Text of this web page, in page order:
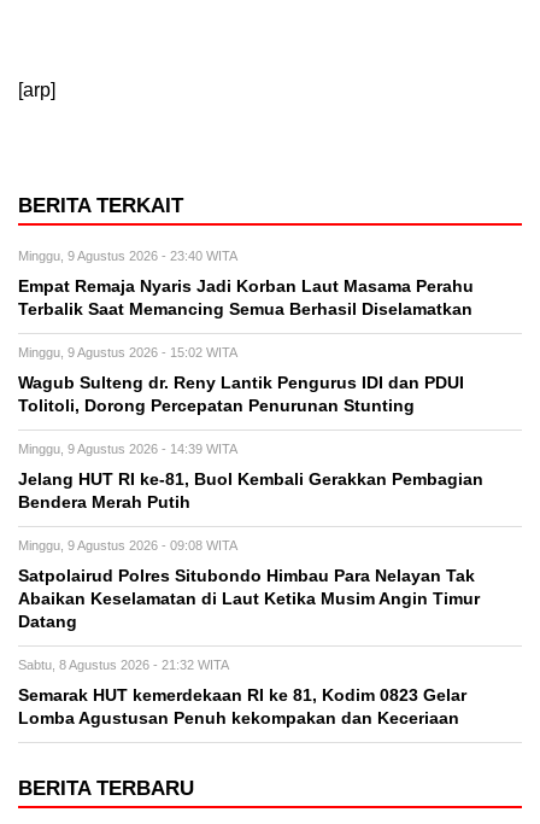
[arp]
BERITA TERKAIT
Minggu, 9 Agustus 2026 - 23:40 WITA
Empat Remaja Nyaris Jadi Korban Laut Masama Perahu
Terbalik Saat Memancing Semua Berhasil Diselamatkan
Minggu, 9 Agustus 2026 - 15:02 WITA
Wagub Sulteng dr. Reny Lantik Pengurus IDI dan PDUI
Tolitoli, Dorong Percepatan Penurunan Stunting
Minggu, 9 Agustus 2026 - 14:39 WITA
Jelang HUT RI ke-81, Buol Kembali Gerakkan Pembagian
Bendera Merah Putih
Minggu, 9 Agustus 2026 - 09:08 WITA
Satpolairud Polres Situbondo Himbau Para Nelayan Tak
Abaikan Keselamatan di Laut Ketika Musim Angin Timur
Datang
Sabtu, 8 Agustus 2026 - 21:32 WITA
Semarak HUT kemerdekaan RI ke 81, Kodim 0823 Gelar
Lomba Agustusan Penuh kekompakan dan Keceriaan
BERITA TERBARU